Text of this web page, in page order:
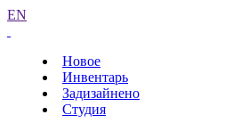
EN
Новое
Инвентарь
Задизайнено
Студия